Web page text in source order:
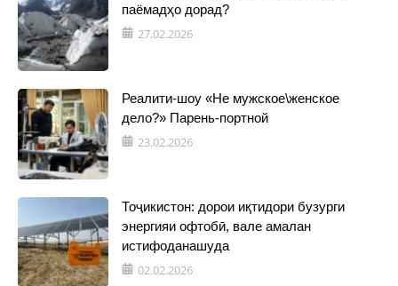
паёмадҳо дорад?
27.02.2026
Реалити-шоу «Не мужское\женское
дело?» Парень-портной
23.02.2026
Тоҷикистон: дорои иқтидори бузурги
энергияи офтобӣ, вале амалан
истифоданашуда
02.02.2026